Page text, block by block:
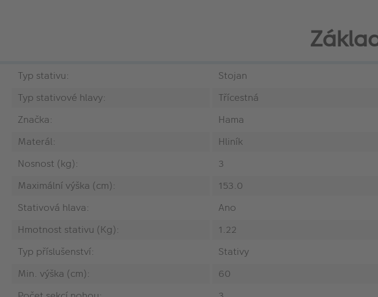
Typ stativu:
Stojan
Typ stativové hlavy:
Třícestná
Značka:
Hama
Materál:
Hliník
Nosnost (kg):
3
Maximální výška (cm):
153.0
Stativová hlava:
Ano
Hmotnost stativu (Kg):
1.22
Typ příslušenství:
Stativy
Min. výška (cm):
60